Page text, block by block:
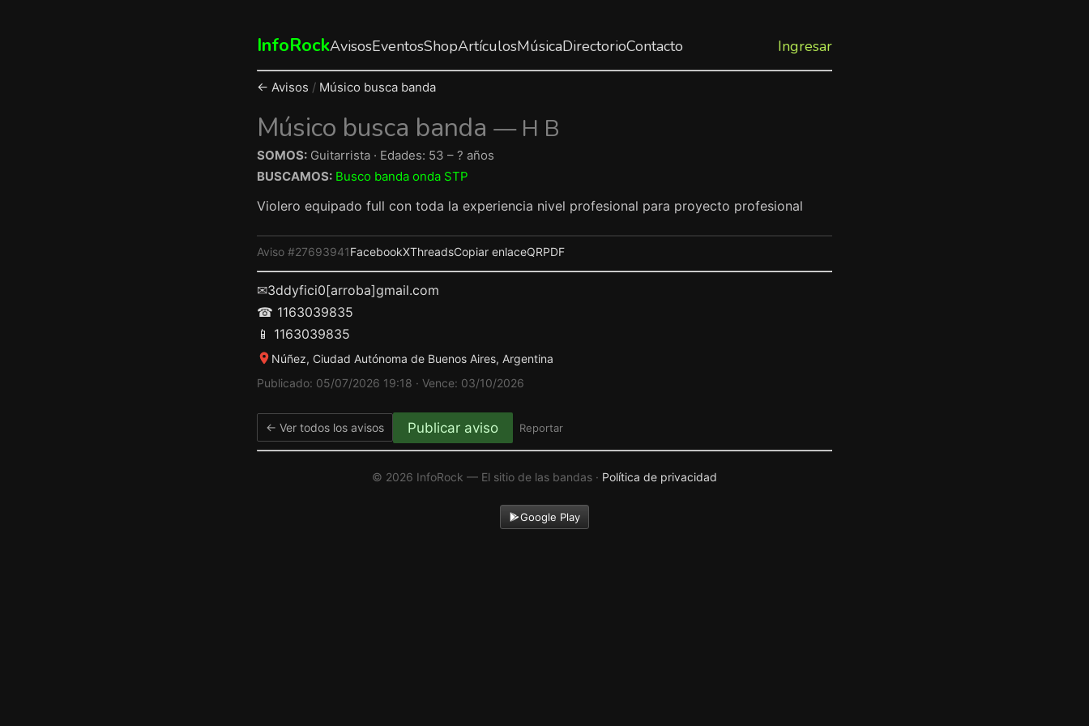
InfoRockAvisosEventosShopArtículosMúsicaDirectorioContacto Ingresar
← Avisos / Músico busca banda
Músico busca banda — H B
SOMOS: Guitarrista · Edades: 53 – ? años
BUSCAMOS: Busco banda onda STP
Violero equipado full con toda la experiencia nivel profesional para proyecto profesional
Aviso #27693941FacebookXThreadsCopiar enlaceQRPDF
✉3ddyfici0[arroba]gmail.com
☎ 1163039835
📱 1163039835
Núñez, Ciudad Autónoma de Buenos Aires, Argentina
Publicado: 05/07/2026 19:18 · Vence: 03/10/2026
← Ver todos los avisos Publicar aviso Reportar
© 2026 InfoRock — El sitio de las bandas · Política de privacidad
Google Play